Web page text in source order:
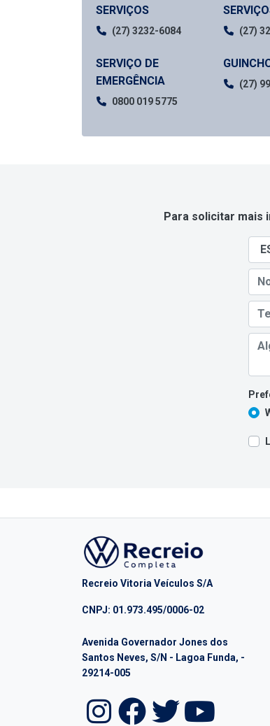
SERVIÇOS
(27) 3232-6084 (27)
SERVIÇO DE
EMERGÊNCIA
0800 019 5775
(27)
Para solicitar mais
Recreio Vitoria Veículos S/A
CNPJ: 01.973.495/0006-02
Avenida Governador Jones dos
Santos Neves, S/N - Lagoa Funda, -
29214-005